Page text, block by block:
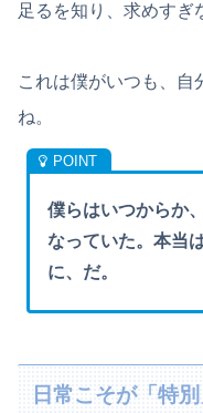
足るを知り、求めすぎ
これは僕がいつも、自
ね。
僕らはいつからか
なっていた。本当
に、だ。
日常こそが「特別